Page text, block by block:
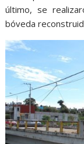
último, se
bóveda